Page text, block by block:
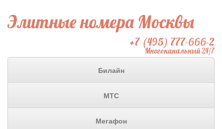
Элитные номера Москвы
+7 (495) 777-666-2
Многоканальный 24/7
Билайн
МТС
Мегафон